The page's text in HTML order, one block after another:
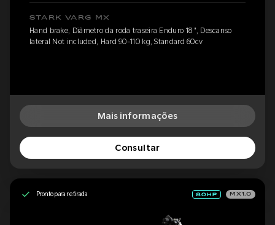
STARK VARG MX
Hand brake, Diâmetro da roda traseira Enduro 18 ", Descanso
lateral Not included, Hard 90-110 kg, Standard 60cv
Mais informações
Consultar
Pronto para retirada MX1.0